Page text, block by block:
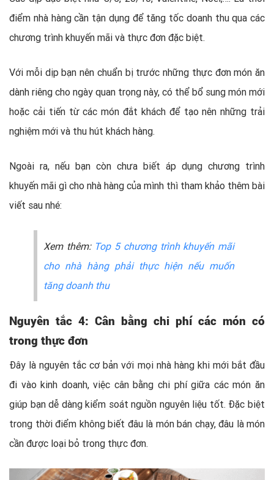
điểm nhà hàng cần tận dụng để tăng tốc doanh thu qua các
chương trình khuyến mãi và thực đơn đặc biệt.
Với mỗi dịp bạn nên chuẩn bị trước những thực đơn món ăn
dành riêng cho ngày quan trọng này, có thể bổ sung món mới
hoặc cải tiến từ các món đắt khách để tạo nên những trải
nghiệm mới và thu hút khách hàng.
Ngoài ra, nếu bạn còn chưa biết áp dụng chương trình
khuyến mãi gì cho nhà hàng của mình thì tham khảo thêm bài
viết sau nhé:
Xem thêm: Top 5 chương trình khuyến mãi
cho nhà hàng phải thực hiện nếu muốn
tăng doanh thu
Nguyên tắc 4: Cân bằng chi phí các món có
trong thực đơn
Đây là nguyên tắc cơ bản với mọi nhà hàng khi mới bắt đầu
đi vào kinh doanh, việc cân bằng chi phí giữa các món ăn
giúp bạn dễ dàng kiểm soát nguồn nguyên liệu tốt. Đặc biệt
trong thời điểm không biết đâu là món bán chạy, đâu là món
cần được loại bỏ trong thực đơn.